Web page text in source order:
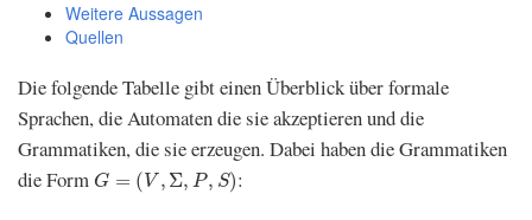
Weitere Aussagen
Quellen
Die folgende Tabelle gibt einen Überblick über formale
Sprachen, die Automaten die sie akzeptieren und die
Grammatiken, die sie erzeugen. Dabei haben die Grammatiken
die Form G = ( V , Σ, P, S)
G= V,Σ, ,S :